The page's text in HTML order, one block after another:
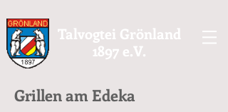
Talvogtei Grönland
1897 e.V.
Grillen am Edeka